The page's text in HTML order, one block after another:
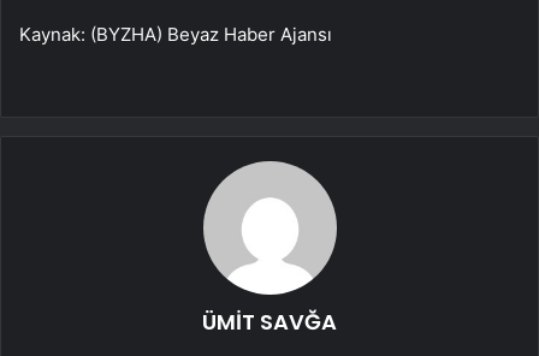
Kaynak: (BYZHA) Beyaz Haber Ajansı
ÜMİT SAVĞA